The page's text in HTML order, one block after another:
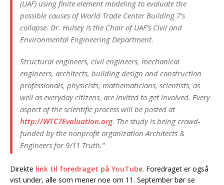
(UAF) using finite element modeling to evaluate the
possible causes of World Trade Center Building 7’s
collapse. Dr. Hulsey is the Chair of UAF’s Civil and
Environmental Engineering Department.
Structural engineers, civil engineers, mechanical
engineers, architects, building design and construction
professionals, physicists, mathematicians, scientists, as
well as everyday citizens, are invited to get involved. Every
aspect of the scientific process will be posted at
http://WTC7Evaluation.org. The study is being crowd-
funded by the nonprofit organization Architects &
Engineers for 9/11 Truth.”
Direkte link til foredraget på YouTube. Foredraget er også
vist under, alle som mener noe om 11. September bør se